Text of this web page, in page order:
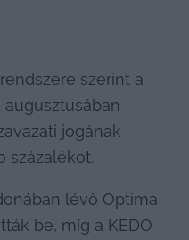
szerint a
jogának
százalékot.
lévő Optima
be, míg a KEDO